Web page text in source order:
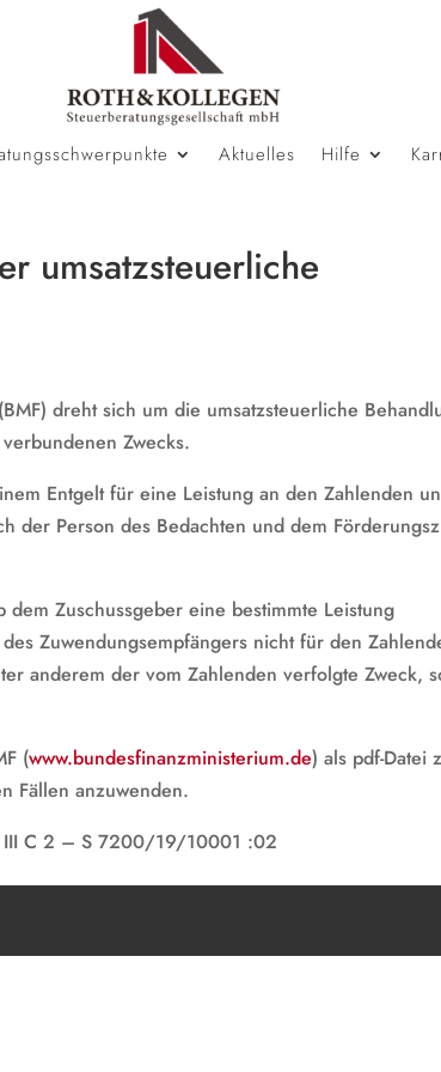
Aktuelles Hilfe
umsatzsteuerliche
dreht sich um die umsatzsteuerliche
Zwecks.
Entgelt für eine Leistung an den Zahlenden
der Person des Bedachten und dem
Zuschussgeber eine bestimmte Leistung
Zuwendungsempfängers nicht für den
anderem der vom Zahlenden verfolgte Zweck,
(www.bundesfinanzministerium.de) als pdf-Datei
Fällen anzuwenden.
III C 2 – S 7200/19/10001 :02